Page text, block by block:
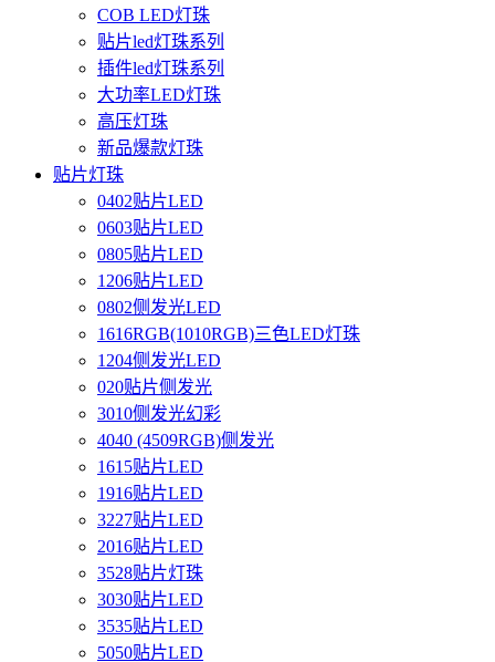
COB LED灯珠
贴片led灯珠系列
插件led灯珠系列
大功率LED灯珠
高压灯珠
新品爆款灯珠
贴片灯珠
0402贴片LED
0603贴片LED
0805贴片LED
1206贴片LED
0802侧发光LED
1616RGB(1010RGB)三色LED灯珠
1204侧发光LED
020贴片侧发光
3010侧发光幻彩
4040 (4509RGB)侧发光
1615贴片LED
1916贴片LED
3227贴片LED
2016贴片LED
3528贴片灯珠
3030贴片LED
3535贴片LED
5050贴片LED